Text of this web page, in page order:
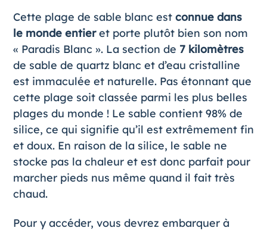
Cette plage de sable blanc est connue dans
le monde entieret porte plutôt bien son nom
« Paradis Blanc ». La section de 7 kilomètres
de sable de quartz blanc et d’eau cristalline
est immaculée et naturelle. Pas étonnant que
cette plage soit classée parmi les plus belles
plages du monde ! Le sable contient 98% de
silice, ce qui signifie qu’il est extrêmement fin
et doux. En raison de la silice, le sable ne
stocke pas la chaleur et est donc parfait pour
marcher pieds nus même quand il fait très
chaud.
Pour y accéder, vous devrez embarquer à